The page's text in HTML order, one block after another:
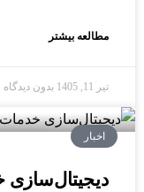
مطالعه بیشتر
تیر 11, 1405 بدون دیدگاه
اخبار
دیجیتال‌سازی